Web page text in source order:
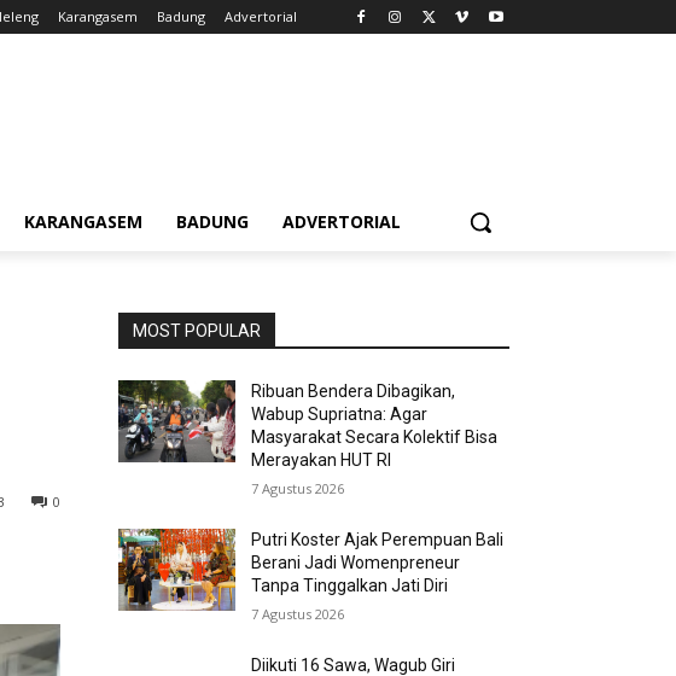
Karangasem Badung Advertorial
KARANGASEM BADUNG ADVERTORIAL
0
MOST POPULAR
Ribuan Bendera Dibagikan,
Wabup Supriatna: Agar
Masyarakat Secara Kolektif Bisa
Merayakan HUT RI
7 Agustus 2026
Putri Koster Ajak Perempuan Bali
Berani Jadi Womenpreneur
Tanpa Tinggalkan Jati Diri
7 Agustus 2026
Diikuti 16 Sawa, Wagub Giri